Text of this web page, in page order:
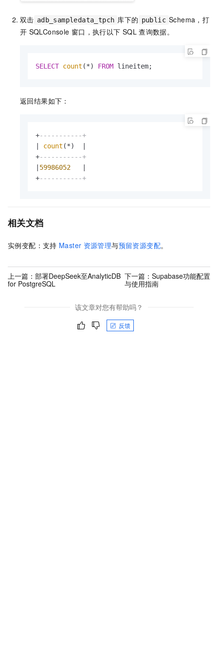
双击 adb_sampledata_tpch 库下的 public Schema，打
开 SQLConsole 窗口，执行以下 SQL 查询数据。
SELECT count (*) FROM lineitem;
返回结果如下：
+-----------+
count (*)
+-----------+
59986052
+-----------+
相关文档
实例变配：支持 Master 资源管理与预留资源变配。
上一篇： 部署DeepSeek至AnalyticDB
for PostgreSQL
下一篇： Supabase功能配置
与使用指南
该文章对您有帮助吗？
反馈